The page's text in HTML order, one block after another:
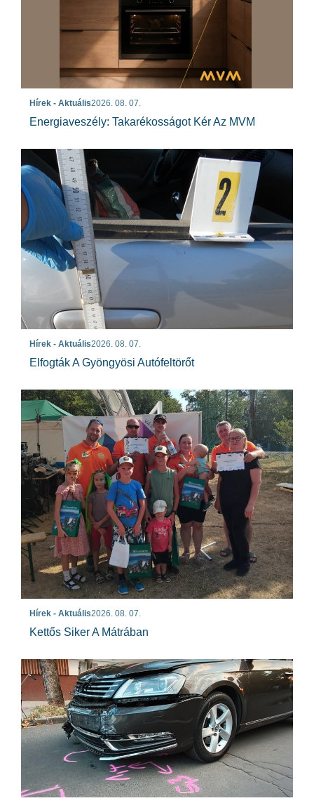
Hírek - Aktuális2026. 08. 07.
Energiaveszély: Takarékosságot Kér Az MVM
Hírek - Aktuális2026. 08. 07.
Elfogták A Gyöngyösi Autófeltörőt
Hírek - Aktuális2026. 08. 07.
Kettős Siker A Mátrában